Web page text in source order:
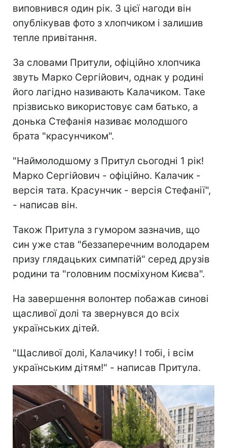
виповнився один рік. З цієї нагоди він
опублікував фото з хлопчиком і залишив
тепле привітання.
За словами Притули, офіційно хлопчика
звуть Марко Сергійович, однак у родині
його лагідно називають Калачиком. Таке
прізвисько використовує сам батько, а
донька Стефанія називає молодшого
брата "красунчиком".
"Наймолодшому з Притул сьогодні 1 рік!
Марко Сергійович - офіційно. Калачик -
версія тата. Красунчик - версія Стефанії",
- написав він.
Також Притула з гумором зазначив, що
син уже став "беззаперечним володарем
призу глядацьких симпатій" серед друзів
родини та "головним посміхуном Києва".
На завершення волонтер побажав синові
щасливої долі та звернувся до всіх
українських дітей.
"Щасливої долі, Калачику! І тобі, і всім
українським дітям!" - написав Притула.